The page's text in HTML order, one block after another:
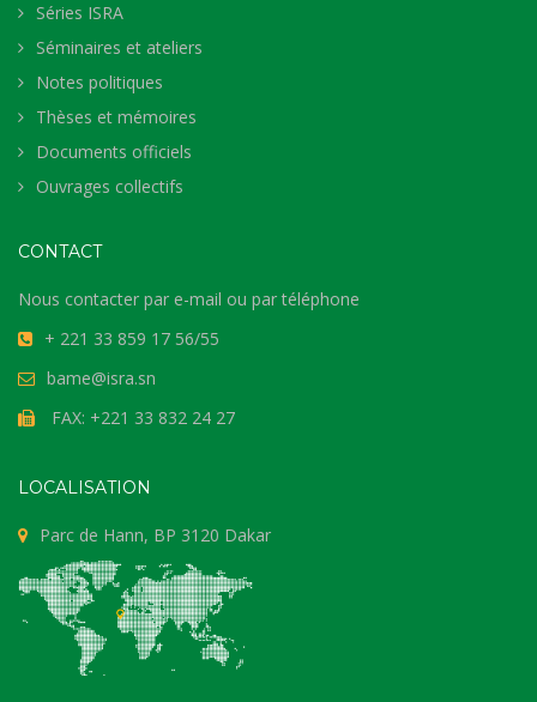
Séries ISRA
Séminaires et ateliers
Notes politiques
Thèses et mémoires
Documents officiels
Ouvrages collectifs
CONTACT
Nous contacter par e-mail ou par téléphone
+ 221 33 859 17 56/55
bame@isra.sn
FAX: +221 33 832 24 27
LOCALISATION
Parc de Hann, BP 3120 Dakar